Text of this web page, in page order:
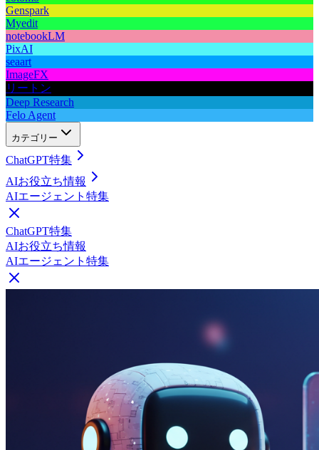
Genspark
Myedit
notebookLM
PixAI
seaart
ImageFX
リートン
Deep Research
Felo Agent
カテゴリー
ChatGPT特集
AIお役立ち情報
AIエージェント特集
ChatGPT特集
AIお役立ち情報
AIエージェント特集